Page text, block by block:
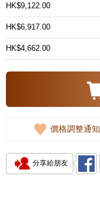
HK$9,122.00
HK$6,917.00
HK$4,662.00
價格調整通知
分享給朋友